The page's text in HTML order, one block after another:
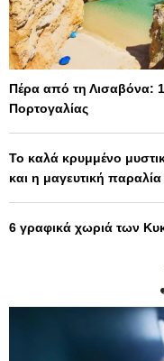
Πέρα από τη Λισαβόνα:
Πορτογαλίας
Το καλά κρυμμένο
και η μαγευτική
6 γραφικά χωριά των